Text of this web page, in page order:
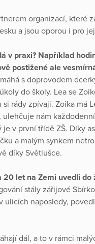
organizací, které
a jsou oporou i pro
v praxi? Například
postižené ale
s doprovodem
do školy. Lea se
rády zpívají. Zoika má
ulehčuje nám
je v první třídě ZŠ. Díky
a malým synkem
díky Světlušce.
20 let na Zemi uvedli do
stály zářijové
ulicích naposledy,
dál, a to v rámci